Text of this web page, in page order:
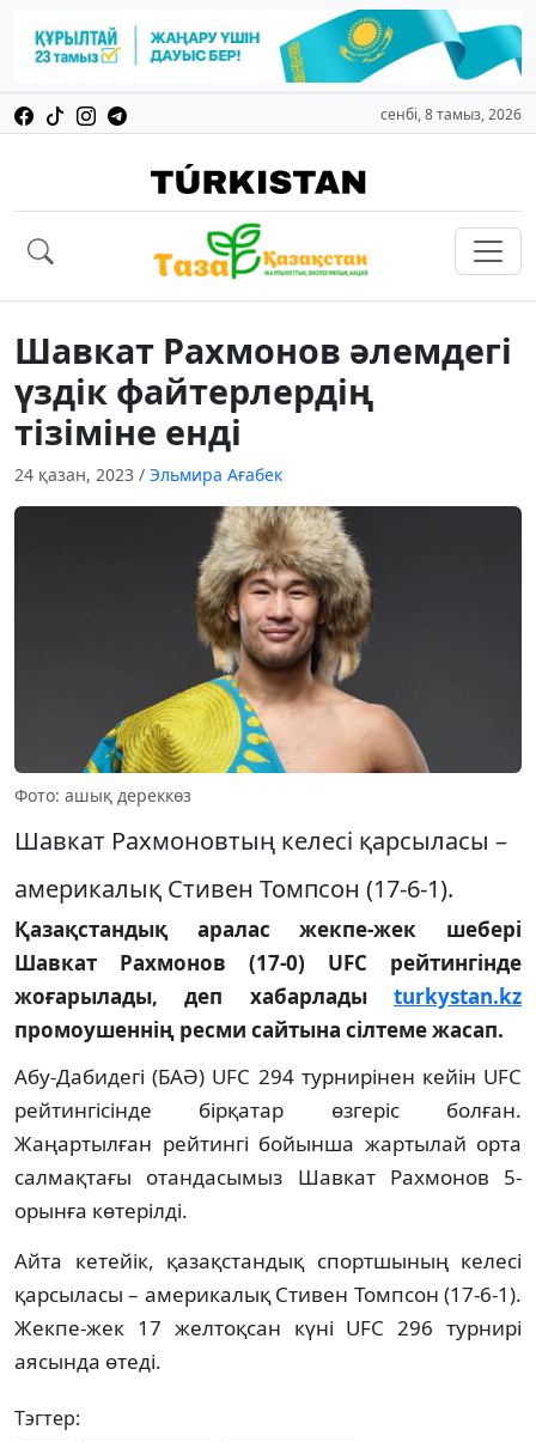
сенбі, 8 тамыз, 2026
Шавкат Рахмонов әлемдегі
үздік файтерлердің
тізіміне енді
24 қазан, 2023 / Эльмира Ағабек
Фото: ашық дереккөз
Шавкат Рахмоновтың келесі қарсыласы –
америкалық Стивен Томпсон (17-6-1).
Қазақстандық аралас жекпе-жек шебері
Шавкат Рахмонов (17-0) UFC рейтингінде
жоғарылады, деп хабарлады turkystan.kz
промоушеннің ресми сайтына сілтеме жасап.
Абу-Дабидегі (БАӘ) UFC 294 турнирінен кейін UFC
рейтингісінде бірқатар өзгеріс болған.
Жаңартылған рейтингі бойынша жартылай орта
салмақтағы отандасымыз Шавкат Рахмонов 5-
орынға көтерілді.
Айта кетейік, қазақстандық спортшының келесі
қарсыласы – америкалық Стивен Томпсон (17-6-1).
Жекпе-жек 17 желтоқсан күні UFC 296 турнирі
аясында өтеді.
Тэгтер: